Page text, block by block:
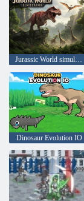
Jurassic World simulators
Dinosaur Evolution IO